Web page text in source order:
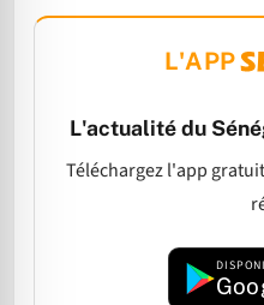
L'APP
L'actualité du
Téléchargez l'app